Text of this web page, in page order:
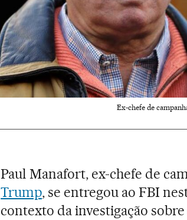
Ex-chefe de
Paul Manafort, ex-chefe de
Trump, se entregou ao FBI
contexto da investigação